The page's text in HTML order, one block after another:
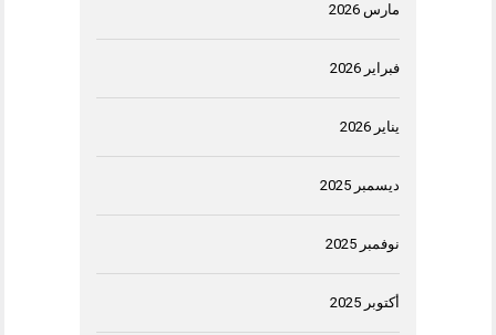
مارس 2026
فبراير 2026
يناير 2026
ديسمبر 2025
نوفمبر 2025
أكتوبر 2025